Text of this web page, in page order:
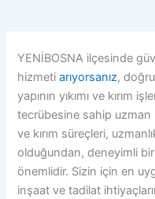
YENİBOSNA ilçesinde
hizmetiarıyorsanız,
yapının yıkımı ve kırım
tecrübesine sahip uzman
ve kırım süreçleri,
olduğundan, deneyimli
önemlidir. Sizin için en
inşaat ve tadilat